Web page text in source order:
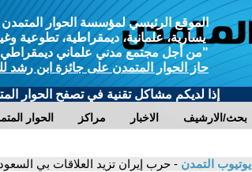
الموقع الرئيسي لمؤسسة الحوار المتمدن
يسارية، علمانية، ديمقراطية، تطوعية
"من أجل مجتمع مدني علماني ديمقراطي
حاز الحوار المتمدن على جائزة ابن رشد
إذا لديكم مشاكل تقنية في تصفح الحوار
الحوار مراكز الاخبار بحث/الارشيف
يوتيوب التمدن - حرب إيران تزيد العلاقات بي